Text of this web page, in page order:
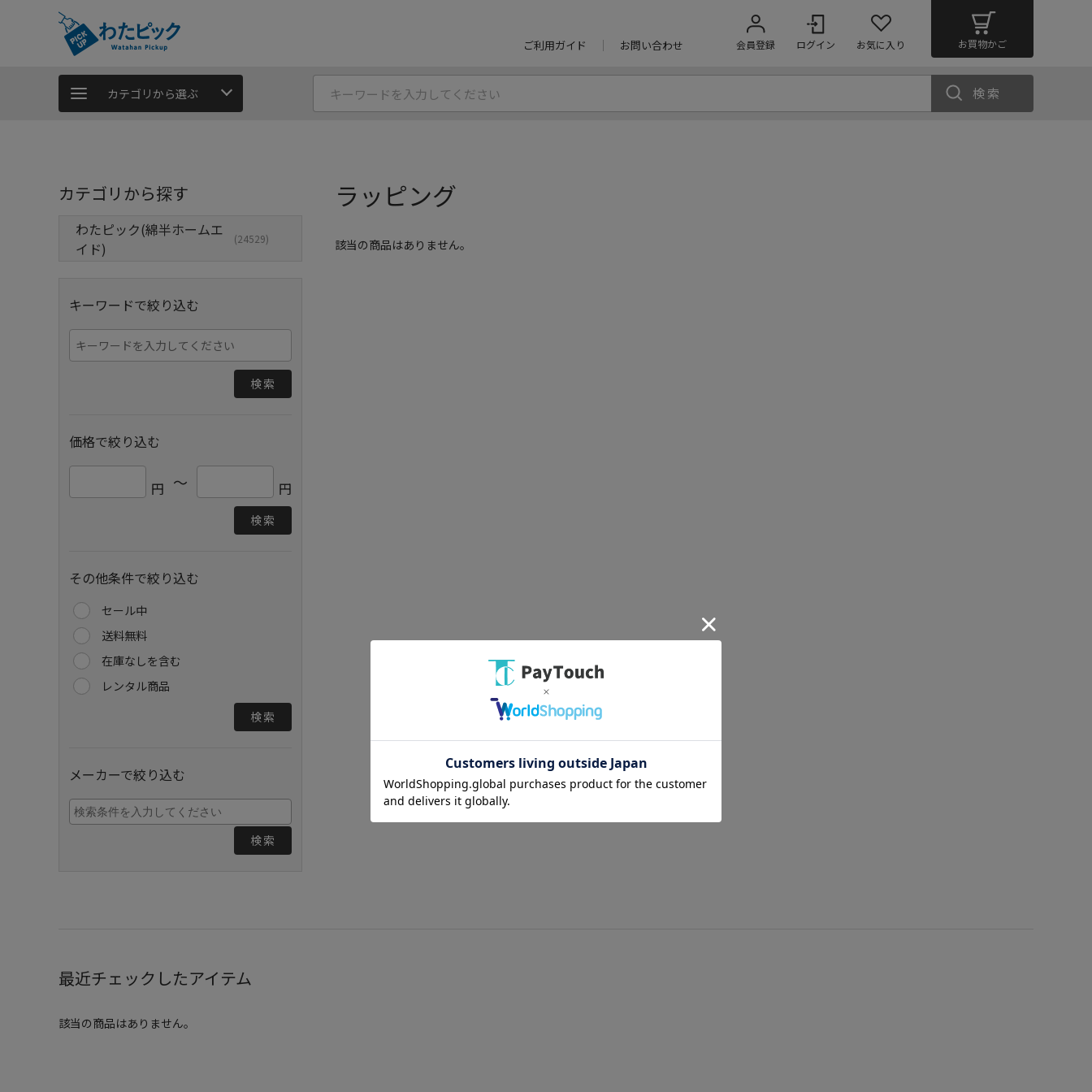
ご利用ガイド お問い合わせ 会員登録 ログイン お気に入り お買物かご
カテゴリから選ぶ 検索
カテゴリから探す
わたピック(綿半ホームエ
イド)
(24529)
キーワードで絞り込む
検索
価格で絞り込む
円 ～ 円
検索
その他条件で絞り込む
セール中
送料無料
在庫なしを含む
レンタル商品
検索
メーカーで絞り込む
検索
ラッピング
該当の商品はありません。
最近チェックしたアイテム
該当の商品はありません。